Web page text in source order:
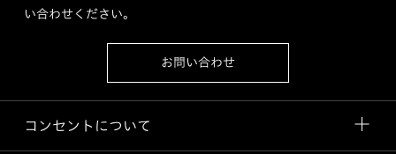
い合わせください。
お問い合わせ
コンセントについて